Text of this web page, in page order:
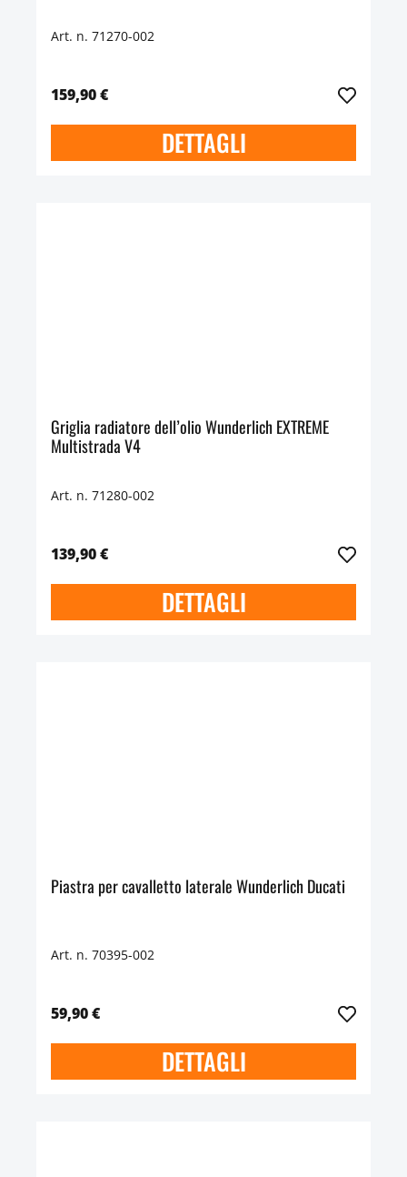
Art. n. 71270-002
159,90 €
DETTAGLI
Griglia radiatore dell’olio Wunderlich EXTREME
Multistrada V4
Art. n. 71280-002
139,90 €
DETTAGLI
Piastra per cavalletto laterale Wunderlich Ducati
Art. n. 70395-002
59,90 €
DETTAGLI